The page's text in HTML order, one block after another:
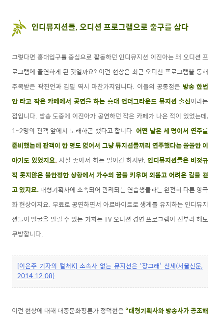
인디뮤지션들, 오디션 프로그램으로 출구를 삼다
그렇다면 홍대입구를 중심으로 활동하던 인디뮤지션 이진아는 왜 오디션 프
로그램에 출연하게 된 것일까요? 이런 현상은 최근 오디션 프로그램을 통해
주목받은 곽진언과 김필 역시 마찬가지입니다. 이들의 공통점은 방송 한번
안 타고 작은 카페에서 공연을 하는 홍대 언더그라운드 뮤지션 출신이라는
점입니다. 방송 도중에 이진아가 공연하던 작은 카페가 나온 적이 있었는데,
1~2명의 관객 앞에서 노래하곤 했다고 합니다.어떤 날은 세 명이서 연주를
준비했는데 관객이 한 명도 없어서 그냥 뮤지션들끼리 연주했다는 쓸쓸한 이
야기도 있었지요. 사실 좋아서 하는 일이긴 하지만, 인디뮤지션들은 비정규
직 못지않은 불안정한 상황에서 가수의 꿈을 키우며 외롭고 어려운 길을 걷
고 있지요.대형기획사에 소속되어 관리되는 연습생들과는 완전히 다른 양극
화 현상이지요. 무료로 공연하면서 아르바이트로 생계를 유지하는 인디뮤지
션들이 얼굴을 알릴 수 있는 기회는 TV 오디션 경연 프로그램이 전부라 해도
무방합니다.
[이은주 기자의 컬처K] 소속사 없는 뮤지션은 ‘장그래’ 신세(서울신문,
2014.12.08)
이런 현상에 대해 대중문화평론가 정덕현은“대형기획사와 방송사가 공조해